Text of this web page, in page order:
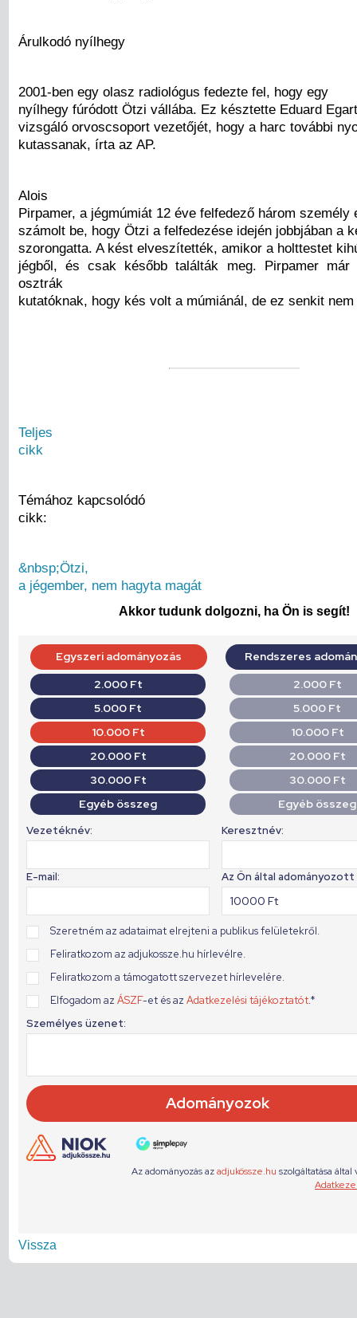
Árulkodó nyílhegy
2001-ben egy olasz radiológus fedezte fel, hogy egy
nyílhegy fúródott Ötzi vállába. Ez késztette Eduard
vizsgáló orvoscsoport vezetőjét, hogy a harc további
kutassanak, írta az AP.
Alois
Pirpamer, a jégmúmiát 12 éve felfedező három személy
számolt be, hogy Ötzi a felfedezése idején jobbjában a
szorongatta. A kést elveszítették, amikor a holttestet
jégből, és csak később találták meg. Pirpamer
osztrák
kutatóknak, hogy kés volt a múmiánál, de ez senkit
Teljes
cikk
Témához kapcsolódó
cikk:
&nbsp;Ötzi,
a jégember, nem hagyta magát
Akkor tudunk dolgozni, ha Ön is segít!
Vissza